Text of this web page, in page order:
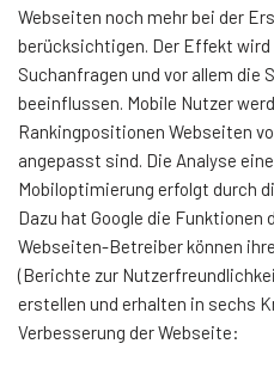
Webseiten noch mehr bei der
berücksichtigen. Der Effekt wird
Suchanfragen und vor allem die
beeinflussen. Mobile Nutzer
Rankingpositionen Webseiten
angepasst sind. Die Analyse
Mobiloptimierung erfolgt durch
Dazu hat Google die Funktionen
Webseiten-Betreiber können
(Berichte zur
erstellen und erhalten in sechs
Verbesserung der Webseite: